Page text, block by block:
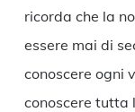
ricorda che la
essere mai di
conoscere ogni
conoscere tutta